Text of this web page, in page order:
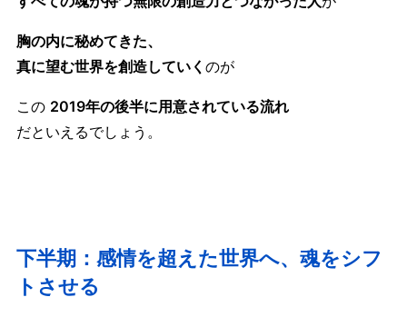
胸の内に秘めてきた、
真に望む世界を創造していく のが
この 2019年の後半に用意されている流れ
だといえるでしょう。
下半期：感情を超えた世界へ、魂をシフ
トさせる